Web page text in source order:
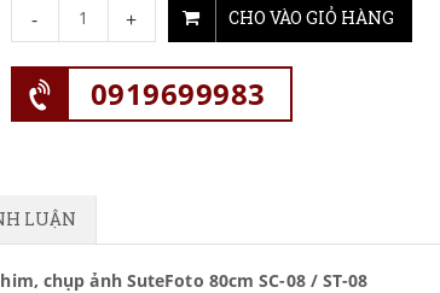
- + CHO VÀO GIỎ HÀNG
0919699983
LUẬN
chụp ảnh SuteFoto 80cm SC-08 / ST-08